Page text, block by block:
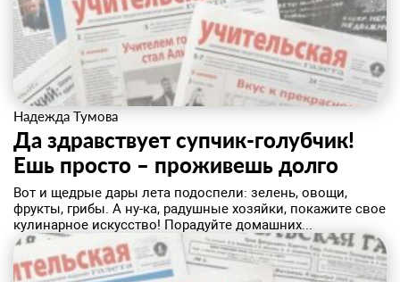
Надежда Тумова
Да здравствует супчик-голубчик!
Ешь просто – проживешь долго
Вот и щедрые дары лета подоспели: зелень, овощи,
фрукты, грибы. А ну-ка, радушные хозяйки, покажите свое
кулинарное искусство! Порадуйте домашних...